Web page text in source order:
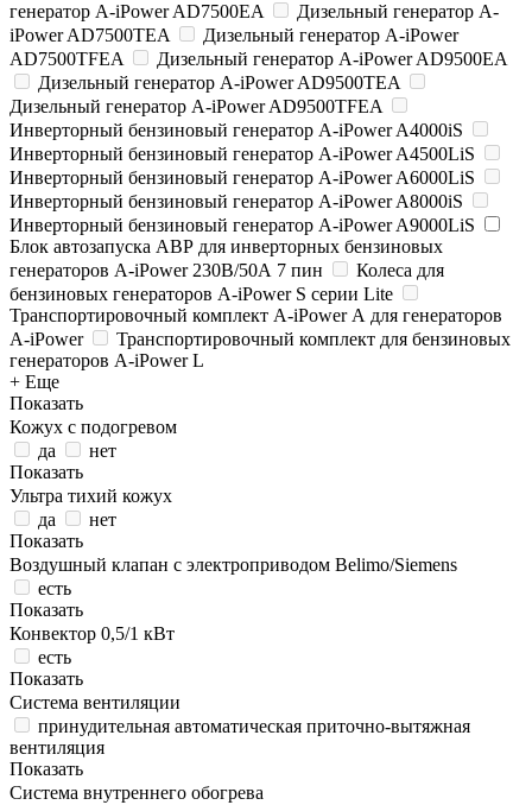
генератор A-iPower AD7500EA
Дизельный генератор A-
iPower AD7500TEA
Дизельный генератор A-iPower
AD7500TFEA
Дизельный генератор A-iPower AD9500EA
Дизельный генератор A-iPower AD9500TEA
Дизельный генератор A-iPower AD9500TFEA
Инверторный бензиновый генератор A-iPower A4000iS
Инверторный бензиновый генератор A-iPower A4500LiS
Инверторный бензиновый генератор A-iPower A6000LiS
Инверторный бензиновый генератор A-iPower A8000iS
Инверторный бензиновый генератор A-iPower A9000LiS
Блок автозапуска АВР для инверторных бензиновых
генераторов A-iPower 230В/50А 7 пин
Колеса для
бензиновых генераторов A-iPower S серии Lite
Транспортировочный комплект A-iPower А для генераторов
A-iPower
Транспортировочный комплект для бензиновых
генераторов A-iPower L
+ Еще
Показать
Кожух с подогревом
да
нет
Показать
Ультра тихий кожух
да
нет
Показать
Воздушный клапан с электроприводом Belimo/Siemens
есть
Показать
Конвектор 0,5/1 кВт
есть
Показать
Система вентиляции
принудительная автоматическая приточно-вытяжная
вентиляция
Показать
Система внутреннего обогрева